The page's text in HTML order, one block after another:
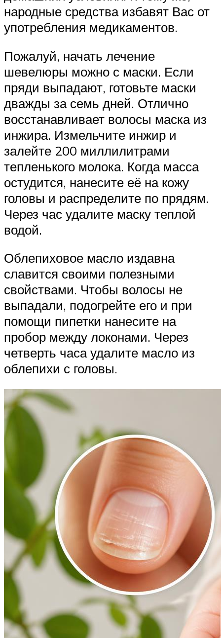
народные средства избавят Вас от
употребления медикаментов.
Пожалуй, начать лечение
шевелюры можно с маски. Если
пряди выпадают, готовьте маски
дважды за семь дней. Отлично
восстанавливает волосы маска из
инжира. Измельчите инжир и
залейте 200 миллилитрами
тепленького молока. Когда масса
остудится, нанесите её на кожу
головы и распределите по прядям.
Через час удалите маску теплой
водой.
Облепиховое масло издавна
славится своими полезными
свойствами. Чтобы волосы не
выпадали, подогрейте его и при
помощи пипетки нанесите на
пробор между локонами. Через
четверть часа удалите масло из
облепихи с головы.